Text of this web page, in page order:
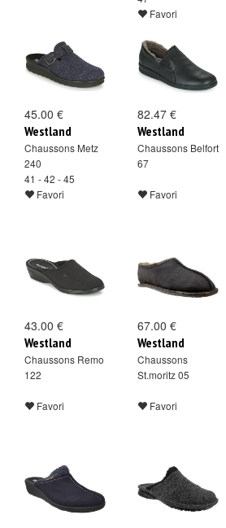
Favori
45.00 €
Westland
Chaussons Metz
240
41 - 42 - 45
Favori
82.47 €
Westland
Chaussons Belfort
67
Favori
43.00 €
Westland
Chaussons Remo
122
Favori
67.00 €
Westland
Chaussons
St.moritz 05
Favori